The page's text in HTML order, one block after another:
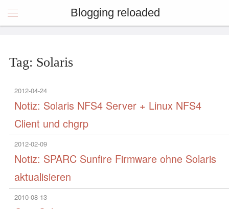
Blogging reloaded
Tag: Solaris
2012-04-24
Notiz: Solaris NFS4 Server + Linux NFS4
Client und chgrp
2012-02-09
Notiz: SPARC Sunfire Firmware ohne Solaris
aktualisieren
2010-08-13